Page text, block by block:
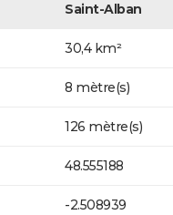
Saint-Alban
30,4 km²
8 mètre(s)
126 mètre(s)
48.555188
-2.508939